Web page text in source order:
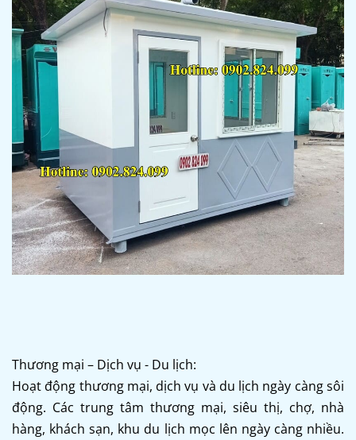
Thương mại – Dịch vụ - Du lịch:
Hoạt động thương mại, dịch vụ và du lịch ngày càng sôi
động. Các trung tâm thương mại, siêu thị, chợ, nhà
hàng, khách sạn, khu du lịch mọc lên ngày càng nhiều.